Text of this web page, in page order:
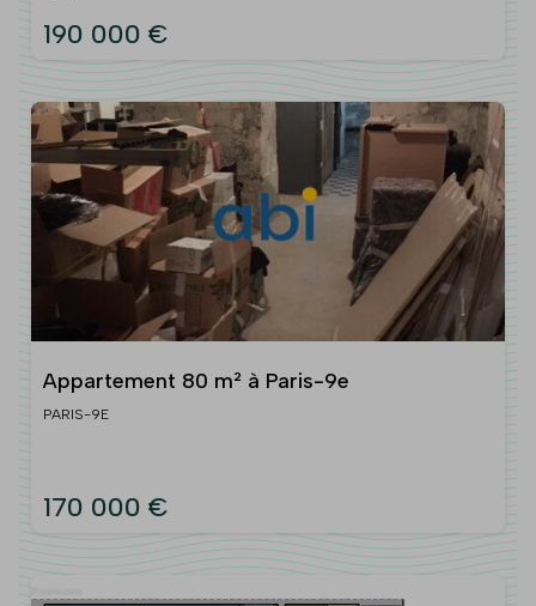
190 000 €
Appartement 80 m² à Paris-9e
PARIS-9E
170 000 €